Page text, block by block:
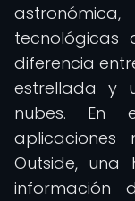
tecnológicas
diferencia
estrellada y
nubes. En
aplicaciones
Outside, una
información